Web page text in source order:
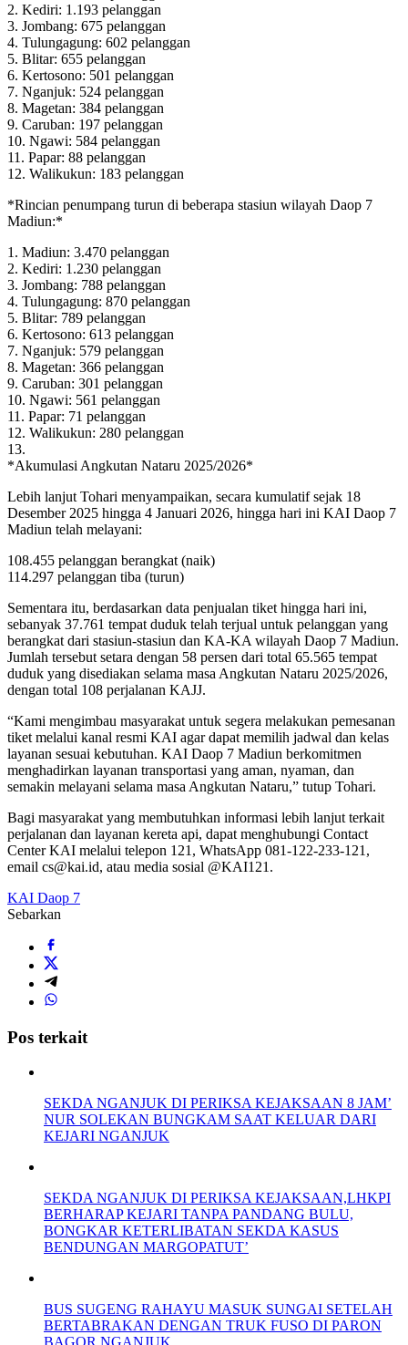
2. Kediri: 1.193 pelanggan
3. Jombang: 675 pelanggan
4. Tulungagung: 602 pelanggan
5. Blitar: 655 pelanggan
6. Kertosono: 501 pelanggan
7. Nganjuk: 524 pelanggan
8. Magetan: 384 pelanggan
9. Caruban: 197 pelanggan
10. Ngawi: 584 pelanggan
11. Papar: 88 pelanggan
12. Walikukun: 183 pelanggan
*Rincian penumpang turun di beberapa stasiun wilayah Daop 7
Madiun:*
1. Madiun: 3.470 pelanggan
2. Kediri: 1.230 pelanggan
3. Jombang: 788 pelanggan
4. Tulungagung: 870 pelanggan
5. Blitar: 789 pelanggan
6. Kertosono: 613 pelanggan
7. Nganjuk: 579 pelanggan
8. Magetan: 366 pelanggan
9. Caruban: 301 pelanggan
10. Ngawi: 561 pelanggan
11. Papar: 71 pelanggan
12. Walikukun: 280 pelanggan
13.
*Akumulasi Angkutan Nataru 2025/2026*
Lebih lanjut Tohari menyampaikan, secara kumulatif sejak 18
Desember 2025 hingga 4 Januari 2026, hingga hari ini KAI Daop 7
Madiun telah melayani:
108.455 pelanggan berangkat (naik)
114.297 pelanggan tiba (turun)
Sementara itu, berdasarkan data penjualan tiket hingga hari ini,
sebanyak 37.761 tempat duduk telah terjual untuk pelanggan yang
berangkat dari stasiun-stasiun dan KA-KA wilayah Daop 7 Madiun.
Jumlah tersebut setara dengan 58 persen dari total 65.565 tempat
duduk yang disediakan selama masa Angkutan Nataru 2025/2026,
dengan total 108 perjalanan KAJJ.
“Kami mengimbau masyarakat untuk segera melakukan pemesanan
tiket melalui kanal resmi KAI agar dapat memilih jadwal dan kelas
layanan sesuai kebutuhan. KAI Daop 7 Madiun berkomitmen
menghadirkan layanan transportasi yang aman, nyaman, dan
semakin melayani selama masa Angkutan Nataru,” tutup Tohari.
Bagi masyarakat yang membutuhkan informasi lebih lanjut terkait
perjalanan dan layanan kereta api, dapat menghubungi Contact
Center KAI melalui telepon 121, WhatsApp 081-122-233-121,
email cs@kai.id, atau media sosial @KAI121.
KAI Daop 7
Sebarkan
Pos terkait
SEKDA NGANJUK DI PERIKSA KEJAKSAAN 8 JAM’
NUR SOLEKAN BUNGKAM SAAT KELUAR DARI
KEJARI NGANJUK
SEKDA NGANJUK DI PERIKSA KEJAKSAAN,LHKPI
BERHARAP KEJARI TANPA PANDANG BULU,
BONGKAR KETERLIBATAN SEKDA KASUS
BENDUNGAN MARGOPATUT’
BUS SUGENG RAHAYU MASUK SUNGAI SETELAH
BERTABRAKAN DENGAN TRUK FUSO DI PARON